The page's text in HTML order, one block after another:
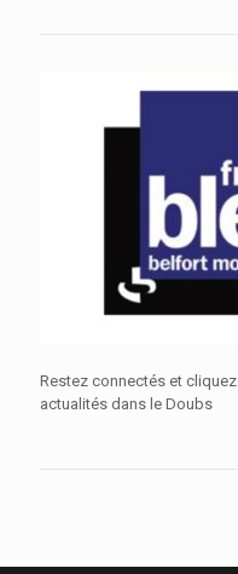
Restez connectés et cliquez
actualités dans le Doubs